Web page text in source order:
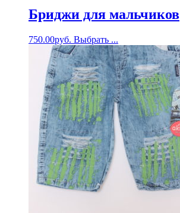
Бриджи для мальчиков
750.00руб. Выбрать ...